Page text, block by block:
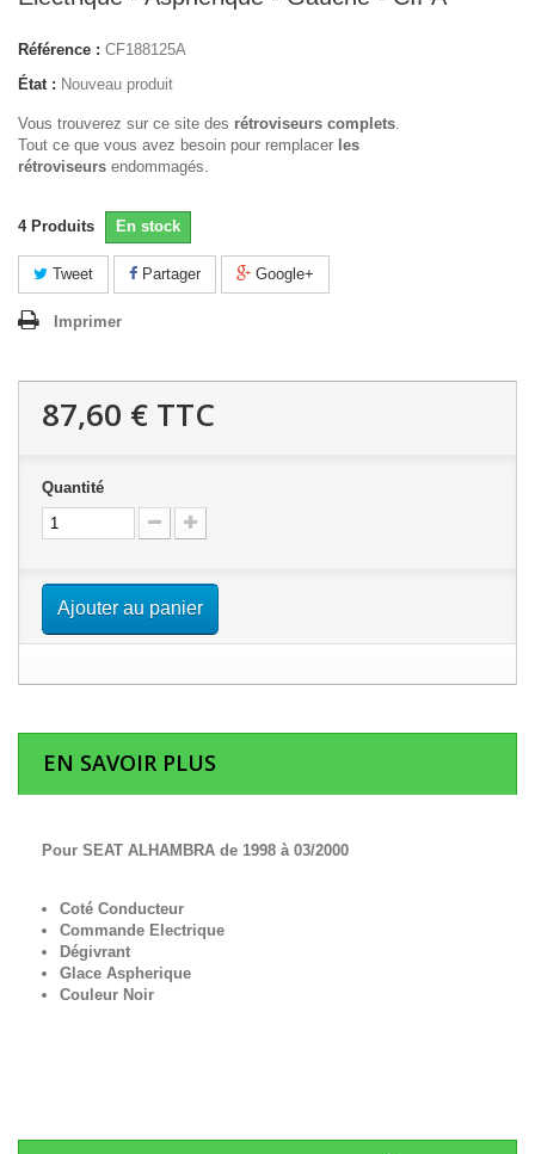
Référence : CF188125A
État : Nouveau produit
Vous trouverez sur ce site des rétroviseurs complets.
Tout ce que vous avez besoin pour remplacer les
rétroviseurs endommagés.
4 Produits En stock
Tweet Partager Google+
Imprimer
87,60 € TTC
Quantité
Ajouter au panier
EN SAVOIR PLUS
Pour SEAT ALHAMBRA de 1998 à 03/2000
Coté Conducteur
Commande Electrique
Dégivrant
Glace Aspherique
Couleur Noir